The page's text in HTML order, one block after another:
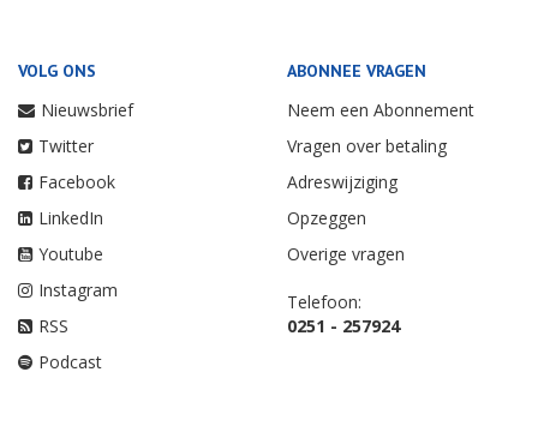
VOLG ONS
Nieuwsbrief
Twitter
Facebook
LinkedIn
Youtube
Instagram
RSS
Podcast
ABONNEE VRAGEN
Neem een Abonnement
Vragen over betaling
Adreswijziging
Opzeggen
Overige vragen
Telefoon:
0251 - 257924